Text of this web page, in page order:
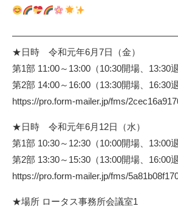
★日時 令和元年6月7日（金）
第1部 11:00～13:00（10:30開場、13:30退
第2部 14:00～16:00（13:30開場、16:30退
https://pro.form-mailer.jp/fms/
★日時 令和元年6月12日（水）
第1部 10:30～12:30（10:00開場、13:00退
第2部 13:30～15:30（13:00開場、16:00退
https://pro.form-mailer.jp/fms/
★場所 ロータス事務所会議室1